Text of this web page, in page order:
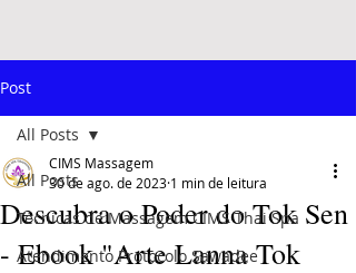
Post
All Posts
Técnicas de Massagem CIMS Thai Spa
Atendimento Protocolo Sawadee
All Posts
Descubra o Poder do Tok Sen
- Ebook "Arte Lanna Tok
CIMS Massagem
30 de ago. de 2023 1 min de leitura